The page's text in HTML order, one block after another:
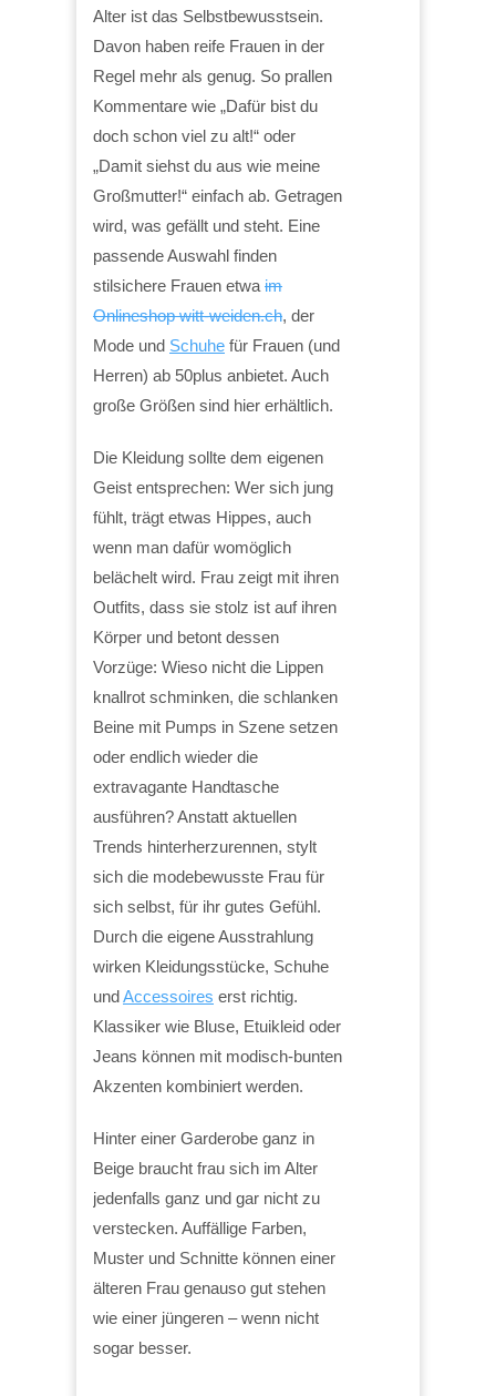
Alter ist das Selbstbewusstsein.
Davon haben reife Frauen in der
Regel mehr als genug. So prallen
Kommentare wie „Dafür bist du
doch schon viel zu alt!“ oder
„Damit siehst du aus wie meine
Großmutter!“ einfach ab. Getragen
wird, was gefällt und steht. Eine
passende Auswahl finden
stilsichere Frauen etwa im
Onlineshop witt-weiden.ch, der
Mode und Schuhe für Frauen (und
Herren) ab 50plus anbietet. Auch
große Größen sind hier erhältlich.
Die Kleidung sollte dem eigenen
Geist entsprechen: Wer sich jung
fühlt, trägt etwas Hippes, auch
wenn man dafür womöglich
belächelt wird. Frau zeigt mit ihren
Outfits, dass sie stolz ist auf ihren
Körper und betont dessen
Vorzüge: Wieso nicht die Lippen
knallrot schminken, die schlanken
Beine mit Pumps in Szene setzen
oder endlich wieder die
extravagante Handtasche
ausführen? Anstatt aktuellen
Trends hinterherzurennen, stylt
sich die modebewusste Frau für
sich selbst, für ihr gutes Gefühl.
Durch die eigene Ausstrahlung
wirken Kleidungsstücke, Schuhe
undAccessoires erst richtig.
Klassiker wie Bluse, Etuikleid oder
Jeans können mit modisch-bunten
Akzenten kombiniert werden.
Hinter einer Garderobe ganz in
Beige braucht frau sich im Alter
jedenfalls ganz und gar nicht zu
verstecken. Auffällige Farben,
Muster und Schnitte können einer
älteren Frau genauso gut stehen
wie einer jüngeren – wenn nicht
sogar besser.